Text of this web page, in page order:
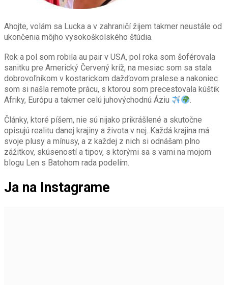
Ahojte, volám sa Lucka a v zahraničí žijem takmer neustále od
ukončenia môjho vysokoškolského štúdia.
Rok a pol som robila au pair v USA, pol roka som šoférovala
sanitku pre Americký Červený kríž, na mesiac som sa stala
dobrovoľníkom v kostarickom dažďovom pralese a nakoniec
som si našla remote prácu, s ktorou som precestovala kúštik
Afriky, Európu a takmer celú juhovýchodnú Áziu
.
Články, ktoré píšem, nie sú nijako prikrášlené a skutočne
opisujú realitu danej krajiny a života v nej. Každá krajina má
svoje plusy a mínusy, a z každej z nich si odnášam plno
zážitkov, skúseností a tipov, s ktorými sa s vami na mojom
blogu Len s Batohom rada podelím.
Ja na Instagrame